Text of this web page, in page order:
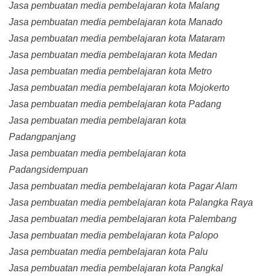
Jasa pembuatan media pembelajaran kota Malang
Jasa pembuatan media pembelajaran kota Manado
Jasa pembuatan media pembelajaran kota Mataram
Jasa pembuatan media pembelajaran kota Medan
Jasa pembuatan media pembelajaran kota Metro
Jasa pembuatan media pembelajaran kota Mojokerto
Jasa pembuatan media pembelajaran kota Padang
Jasa pembuatan media pembelajaran kota
Padangpanjang
Jasa pembuatan media pembelajaran kota
Padangsidempuan
Jasa pembuatan media pembelajaran kota Pagar Alam
Jasa pembuatan media pembelajaran kota Palangka Raya
Jasa pembuatan media pembelajaran kota Palembang
Jasa pembuatan media pembelajaran kota Palopo
Jasa pembuatan media pembelajaran kota Palu
Jasa pembuatan media pembelajaran kota Pangkal